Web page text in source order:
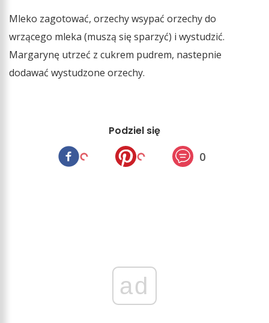
Mleko zagotować, orzechy wsypać orzechy do
wrzącego mleka (muszą się sparzyć) i wystudzić.
Margarynę utrzeć z cukrem pudrem, nastepnie
dodawać wystudzone orzechy.
Podziel się
0
ad